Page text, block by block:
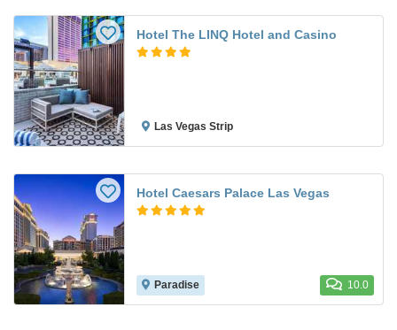
Hotel The LINQ Hotel and Casino
Las Vegas Strip
Hotel Caesars Palace Las Vegas
Paradise 10.0